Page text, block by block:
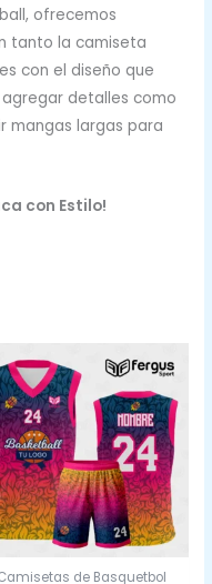
ofrecemos
tanto la camiseta
con el diseño que
detalles como
mangas largas para
con Estilo!
de Basquetbol